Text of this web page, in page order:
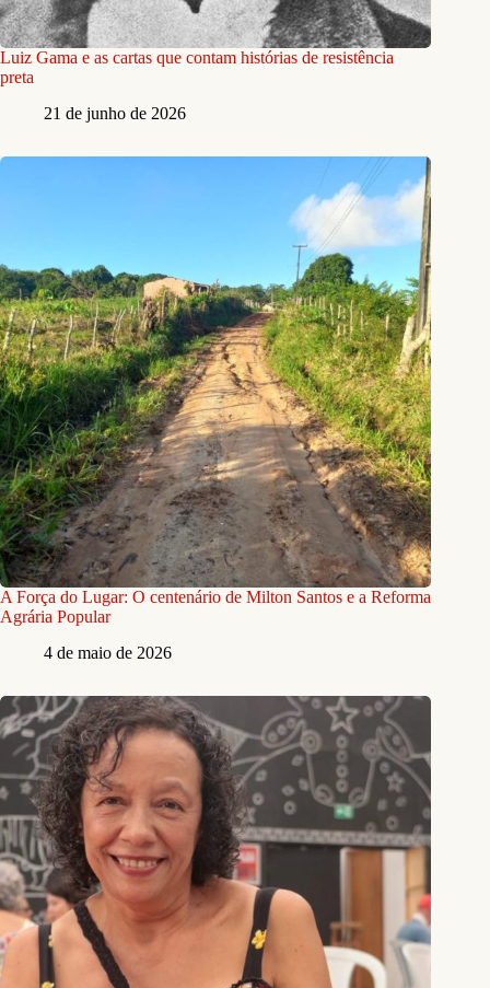
Luiz Gama e as cartas que contam histórias de resistência
preta
21 de junho de 2026
A Força do Lugar: O centenário de Milton Santos e a Reforma
Agrária Popular
4 de maio de 2026